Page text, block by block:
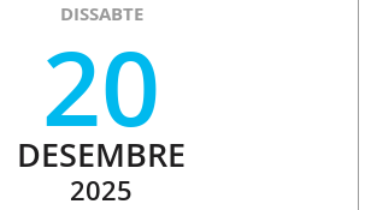
DISSABTE
20
DESEMBRE
2025